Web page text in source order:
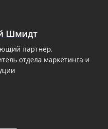
Шмидт
партнер,
отдела маркетинга и